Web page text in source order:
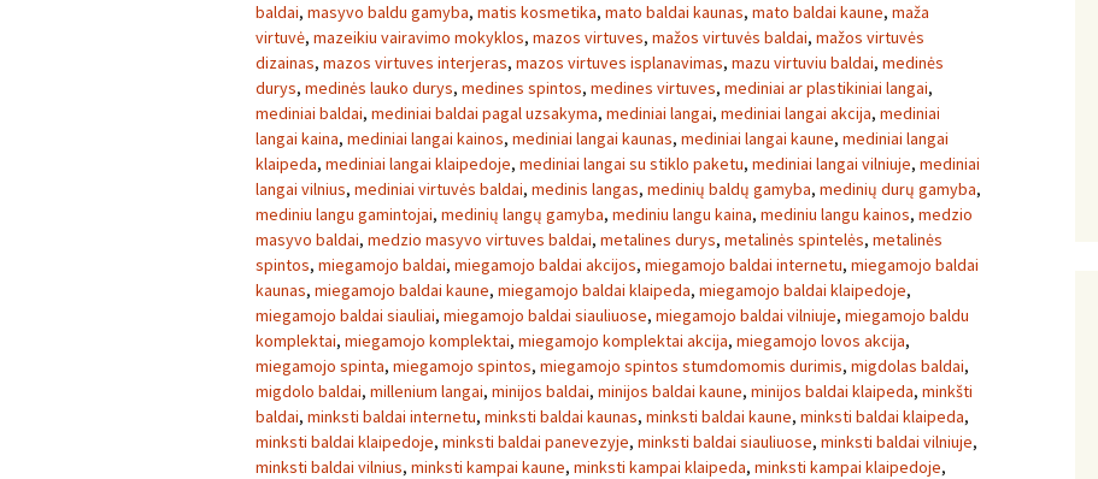
baldai, masyvo baldu gamyba, matis kosmetika, mato baldai kaunas, mato baldai kaune, maža
virtuvė, mazeikiu vairavimo mokyklos, mazos virtuves, mažos virtuvės baldai, mažos virtuvės
dizainas, mazos virtuves interjeras, mazos virtuves isplanavimas, mazu virtuviu baldai, medinės
durys, medinės lauko durys, medines spintos, medines virtuves, mediniai ar plastikiniai langai,
mediniai baldai, mediniai baldai pagal uzsakyma, mediniai langai, mediniai langai akcija, mediniai
langai kaina, mediniai langai kainos, mediniai langai kaunas, mediniai langai kaune, mediniai langai
klaipeda, mediniai langai klaipedoje, mediniai langai su stiklo paketu, mediniai langai vilniuje, mediniai
langai vilnius, mediniai virtuvės baldai, medinis langas, medinių baldų gamyba, medinių durų gamyba,
mediniu langu gamintojai, medinių langų gamyba, mediniu langu kaina, mediniu langu kainos, medzio
masyvo baldai, medzio masyvo virtuves baldai, metalines durys, metalinės spintelės, metalinės
spintos, miegamojo baldai, miegamojo baldai akcijos, miegamojo baldai internetu, miegamojo baldai
kaunas, miegamojo baldai kaune, miegamojo baldai klaipeda, miegamojo baldai klaipedoje,
miegamojo baldai siauliai, miegamojo baldai siauliuose, miegamojo baldai vilniuje, miegamojo baldu
komplektai, miegamojo komplektai, miegamojo komplektai akcija, miegamojo lovos akcija,
miegamojo spinta, miegamojo spintos, miegamojo spintos stumdomomis durimis, migdolas baldai,
migdolo baldai, millenium langai, minijos baldai, minijos baldai kaune, minijos baldai klaipeda, minkšti
baldai, minksti baldai internetu, minksti baldai kaunas, minksti baldai kaune, minksti baldai klaipeda,
minksti baldai klaipedoje, minksti baldai panevezyje, minksti baldai siauliuose, minksti baldai vilniuje,
minksti baldai vilnius, minksti kampai kaune, minksti kampai klaipeda, minksti kampai klaipedoje,